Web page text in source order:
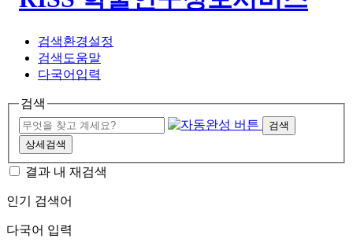
검색환경설정
검색도움말
다국어입력
검색
검색
상세검색
결과 내 재검색
인기 검색어
다국어 입력